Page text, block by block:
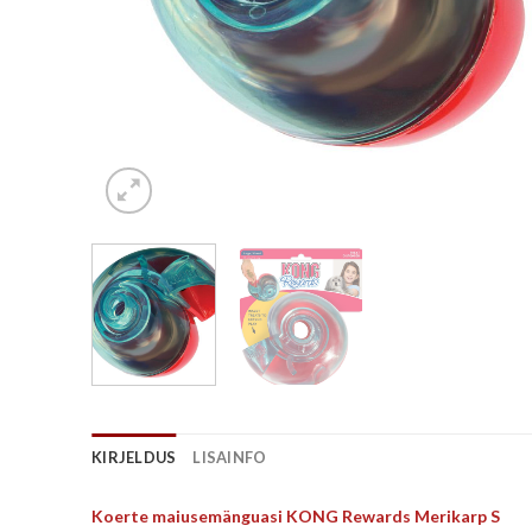
KIRJELDUS LISAINFO
Koerte maiusemänguasi KONG Rewards Merikarp S